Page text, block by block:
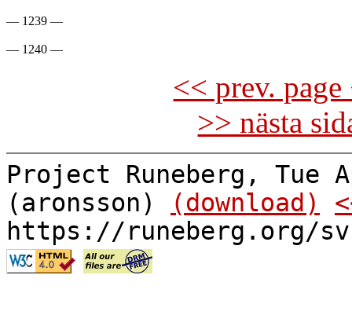
— 1239 —
<< prev.
>> nästa
Project Runeberg, Tue
(aronsson)
(download)
https://runeberg.org/